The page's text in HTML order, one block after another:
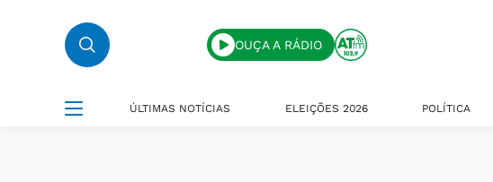
OUÇA A RÁDIO
ÚLTIMAS NOTÍCIAS ELEIÇÕES 2026 POLÍTICA